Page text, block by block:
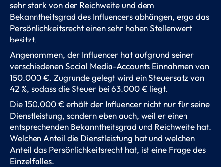
sehr stark von der Reichweite und dem
Bekanntheitsgrad des Influencers abhängen, ergo das
Persönlichkeitsrecht einen sehr hohen Stellenwert
besitzt.
Angenommen, der Influencer hat aufgrund seiner
verschiedenen Social Media-Accounts Einnahmen von
150.000 €. Zugrunde gelegt wird ein Steuersatz von
42 %, sodass die Steuer bei 63.000 € liegt.
Die 150.000 € erhält der Influencer nicht nur für seine
Dienstleistung, sondern eben auch, weil er einen
entsprechenden Bekanntheitsgrad und Reichweite hat.
Welchen Anteil die Dienstleistung hat und welchen
Anteil das Persönlichkeitsrecht hat, ist eine Frage des
Einzelfalles.